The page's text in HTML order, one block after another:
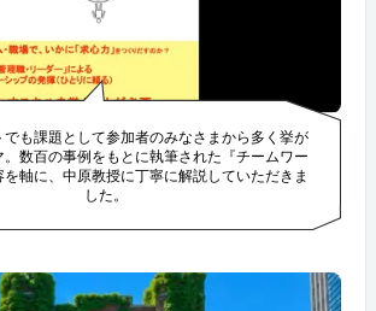
でも課題として参加者のみなさまから多く挙が
。数百の事例をもとに執筆された『チームワー
を軸に、中原教授に丁寧に解説していただきま
した。